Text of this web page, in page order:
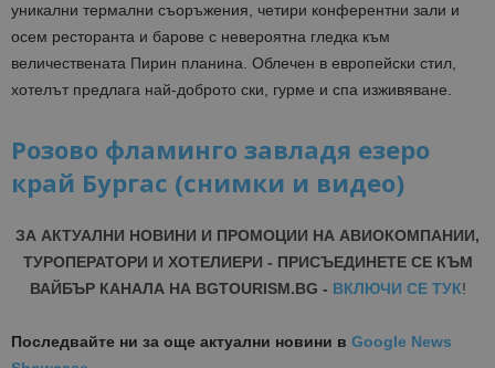
уникални термални съоръжения, четири конферентни зали и
осем ресторанта и барове с невероятна гледка към
величествената Пирин планина. Облечен в европейски стил,
хотелът предлага най-доброто ски, гурме и спа изживяване.
Розово фламинго завладя езеро
край Бургас (снимки и видео)
ЗА АКТУАЛНИ НОВИНИ И ПРОМОЦИИ НА АВИОКОМПАНИИ,
ТУРОПЕРАТОРИ И ХОТЕЛИЕРИ - ПРИСЪЕДИНЕТЕ СЕ КЪМ
ВАЙБЪР КАНАЛА НА BGTOURISM.BG - ВКЛЮЧИ СЕ ТУК!
Последвайте ни за още актуални новини в Google News